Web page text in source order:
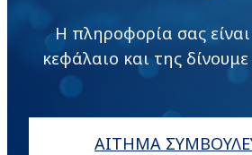
Η πληροφορία σας
κεφάλαιο και της
ΑΙΤΗΜΑ